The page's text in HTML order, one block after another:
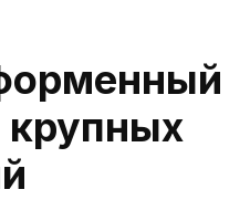
крупных